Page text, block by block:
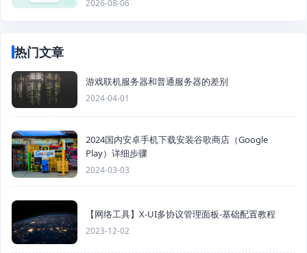
2026-08-06
热门文章
游戏联机服务器和普通服务器的差别
2024-04-01
2024国内安卓手机下载安装谷歌商店（Google
Play）详细步骤
2024-03-03
【网络工具】X-UI多协议管理面板-基础配置教程
2023-12-02